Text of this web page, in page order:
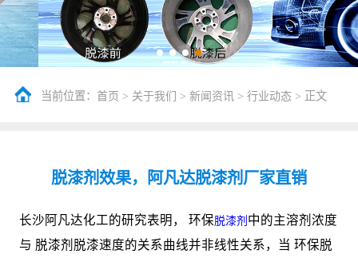
当前位置： 首页 > 关于我们 > 新闻资讯 > 行业动态> 正文
脱漆剂效果，阿凡达脱漆剂厂家直销
长沙阿凡达化工的研究表明， 环保脱漆剂 中的主溶剂浓度
与 脱漆剂脱漆速度的关系曲线并非线性关系，当 环保脱